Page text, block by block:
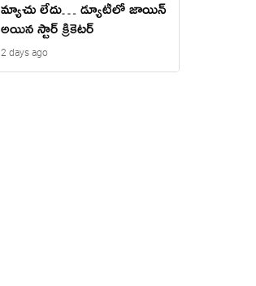
మ్యాచు లేదు… డ్యూటీలో జాయిన్
అయిన స్టార్ క్రికెటర్
2 days ago